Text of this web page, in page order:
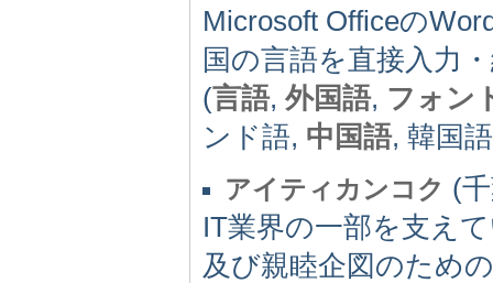
Microsoft Officeの
国の言語を直接入力
(言語, 外国語, フォン
ンド語, 中国語, 韓国
アイティカンコク (
IT業界の一部を支え
及び親睦企図のため